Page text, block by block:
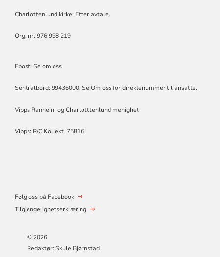
Charlottenlund kirke: Etter avtale.
Org. nr. 976 998 219
Epost: Se om oss
Sentralbord: 99436000. Se Om oss for direktenummer til ansatte.
Vipps Ranheim og Charlotttenlund menighet
Vipps: R/C Kollekt 75816
Følg oss på Facebook
Tilgjengelighetserklæring
© 2026
Redaktør: Skule Bjørnstad